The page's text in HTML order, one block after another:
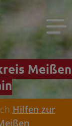
Hilfen zur